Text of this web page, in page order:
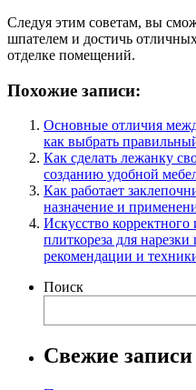
Следуя этим советам, вы
шпателем и достичь
отделке помещений.
Похожие записи:
Основные отличия
как выбрать
Как сделать лежанку
созданию удобной
Как работает
назначение и
Искусство корректного
плиткореза для
рекомендации и
Поиск
Свежие записи